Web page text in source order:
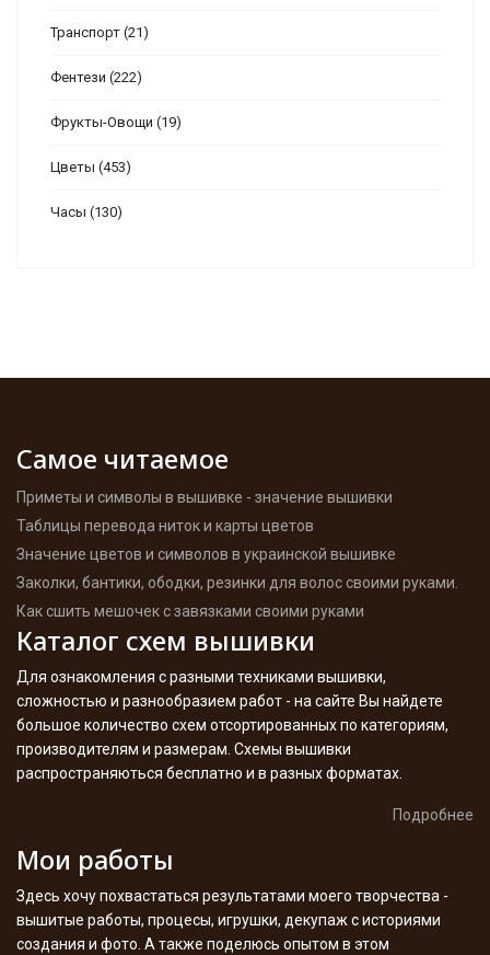
Транспорт (21)
Фентези (222)
Фрукты-Овощи (19)
Цветы (453)
Часы (130)
Самое читаемое
Приметы и символы в вышивке - значение вышивки
Таблицы перевода ниток и карты цветов
Значение цветов и символов в украинской вышивке
Заколки, бантики, ободки, резинки для волос своими руками.
Как сшить мешочек с завязками своими руками
Каталог схем вышивки
Для ознакомления с разными техниками вышивки,
сложностью и разнообразием работ - на сайте Вы найдете
большое количество схем отсортированных по категориям,
производителям и размерам. Схемы вышивки
распространяються бесплатно и в разных форматах.
Подробнее
Мои работы
Здесь хочу похвастаться результатами моего творчества -
вышитые работы, процесы, игрушки, декупаж с историями
создания и фото. А также поделюсь опытом в этом